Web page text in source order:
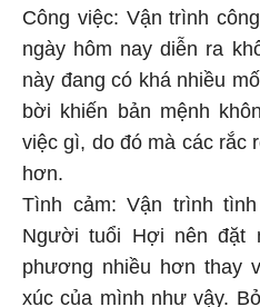
Công việc: Vận trình
ngày hôm nay diễn ra
này đang có khá nhiều
bời khiến bản mệnh
việc gì, do đó mà các rắc
hơn.
Tình cảm: Vận trình
Người tuổi Hợi nên đặt
phương nhiều hơn thay
xúc của mình như vậy.